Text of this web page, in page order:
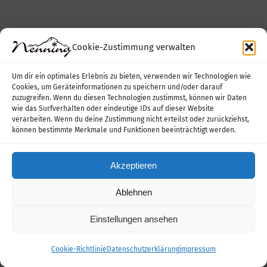
Cookie-Zustimmung verwalten
Um dir ein optimales Erlebnis zu bieten, verwenden wir Technologien wie
Cookies, um Geräteinformationen zu speichern und/oder darauf
zuzugreifen. Wenn du diesen Technologien zustimmst, können wir Daten
wie das Surfverhalten oder eindeutige IDs auf dieser Website
verarbeiten. Wenn du deine Zustimmung nicht erteilst oder zurückziehst,
können bestimmte Merkmale und Funktionen beeinträchtigt werden.
Akzeptieren
Ablehnen
Einstellungen ansehen
Cookie-Richtlinie Datenschutzerklärungimpressum
149 | 6764 Lech, Austria | Tel: +4355832408 | Impressum|
Datenschutzerklärung/Privacy Policy
Facebook